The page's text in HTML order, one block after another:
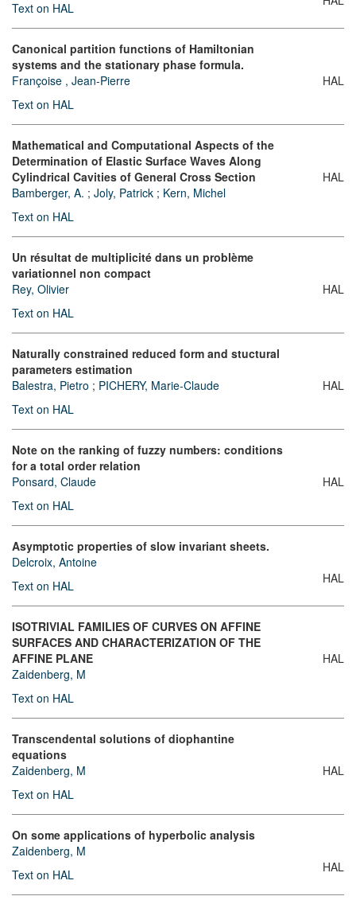
Text on HAL
Canonical partition functions of Hamiltonian
systems and the stationary phase formula.
Françoise , Jean-Pierre
Text on HAL
HAL
Mathematical and Computational Aspects of the
Determination of Elastic Surface Waves Along
Cylindrical Cavities of General Cross Section
Bamberger, A. ; Joly, Patrick ; Kern, Michel
Text on HAL
HAL
Un résultat de multiplicité dans un problème
variationnel non compact
Rey, Olivier
Text on HAL
HAL
Naturally constrained reduced form and stuctural
parameters estimation
Balestra, Pietro ; PICHERY, Marie-Claude
Text on HAL
HAL
Note on the ranking of fuzzy numbers: conditions
for a total order relation
Ponsard, Claude
Text on HAL
HAL
Asymptotic properties of slow invariant sheets.
Delcroix, Antoine
Text on HAL
HAL
ISOTRIVIAL FAMILIES OF CURVES ON AFFINE
SURFACES AND CHARACTERIZATION OF THE
AFFINE PLANE
Zaidenberg, M
Text on HAL
HAL
Transcendental solutions of diophantine
equations
Zaidenberg, M
Text on HAL
HAL
On some applications of hyperbolic analysis
Zaidenberg, M
Text on HAL
HAL